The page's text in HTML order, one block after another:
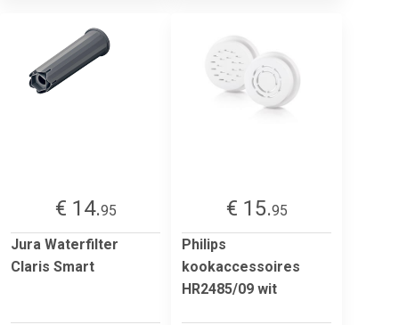
€ 14.95
Jura Waterfilter
Claris Smart
€ 15.95
Philips
kookaccessoires
HR2485/09 wit